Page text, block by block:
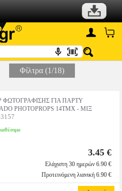
Φίλτρα (1/18)
ΦΩΤΟΓΡΑΦΙΣΗΣ ΓΙΑ ΠΑΡΤΥ
PHOTOPROPS 14ΤΜΧ - ΜΙΞ
3.45 €
Ελάχιστη 30 ημερών 6.90 €
Προτεινόμενη λιανική 6.90 €